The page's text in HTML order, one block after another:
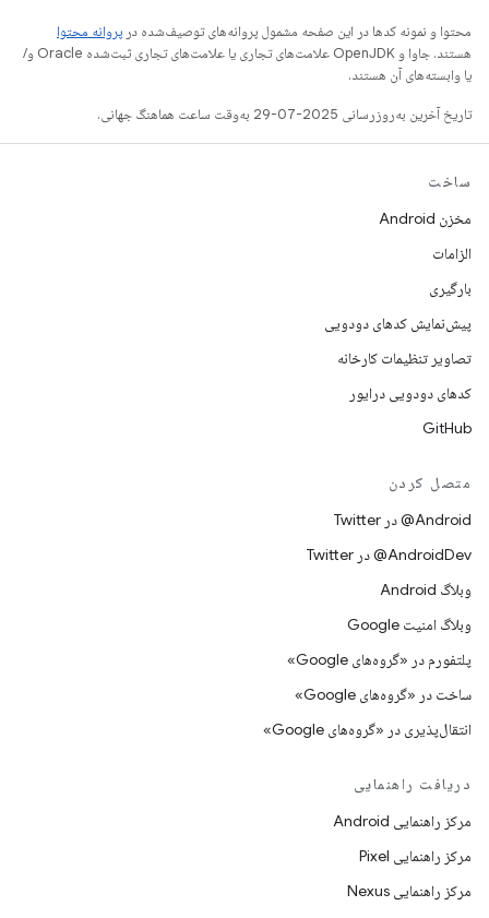
محتوا و نمونه کدها در این صفحه مشمول پروانه‌های توصیف‌شده در پروانه محتوا
هستند. جاوا و OpenJDK علامت‌های تجاری یا علامت‌های تجاری ثبت‌شده Oracle و/
یا وابسته‌های آن هستند.
تاریخ آخرین به‌روزرسانی 2025-07-29 به‌وقت ساعت هماهنگ جهانی.
ساخت
مخزن Android
الزامات
بارگیری
پیش‌نمایش کدهای دودویی
تصاویر تنظیمات کارخانه
کدهای دودویی درایور
GitHub
متصل کردن
Android@ در Twitter
AndroidDev@ در Twitter
وبلاگ Android
وبلاگ امنیت Google
پلتفورم در «گروه‌های Google»
ساخت در «گروه‌های Google»
انتقال‌پذیری در «گروه‌های Google»
دریافت راهنمایی
مرکز راهنمایی Android
مرکز راهنمایی Pixel
مرکز راهنمایی Nexus